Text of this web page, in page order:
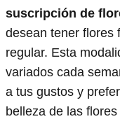
suscripción de
desean tener flores
regular. Esta
variados cada
a tus gustos y
belleza de las